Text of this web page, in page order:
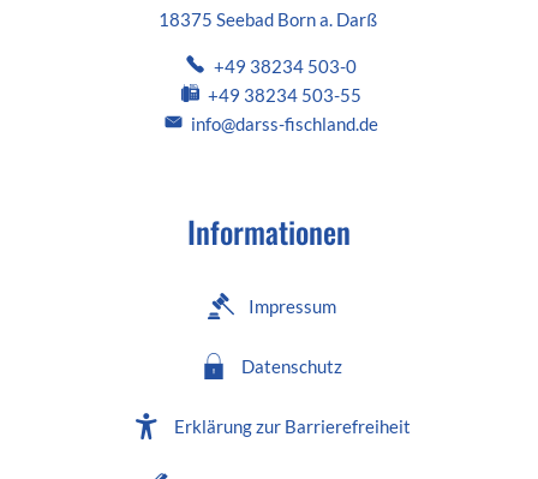
18375 Seebad Born a. Darß
+49 38234 503-0
+49 38234 503-55
info@darss-fischland.de
Informationen
Impressum
Datenschutz
Erklärung zur Barrierefreiheit